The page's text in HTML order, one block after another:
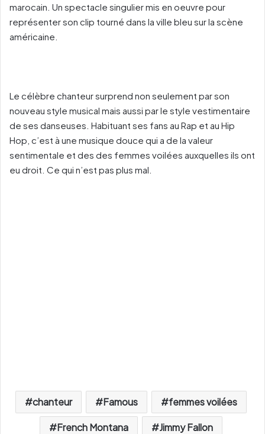
marocain. Un spectacle singulier mis en oeuvre pour
représenter son clip tourné dans la ville bleu sur la scène
américaine.
Le célèbre chanteur surprend non seulement par son
nouveau style musical mais aussi par le style vestimentaire
de ses danseuses. Habituant ses fans au Rap et au Hip
Hop, c’est à une musique douce qui a de la valeur
sentimentale et des des femmes voilées auxquelles ils ont
eu droit. Ce qui n’est pas plus mal.
chanteur Famous femmes voilées
French Montana Jimmy Fallon